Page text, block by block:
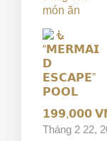
𝟭𝟵𝟵,𝟬𝟬𝟬
Tháng 2 22,